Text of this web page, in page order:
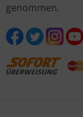
genommen.